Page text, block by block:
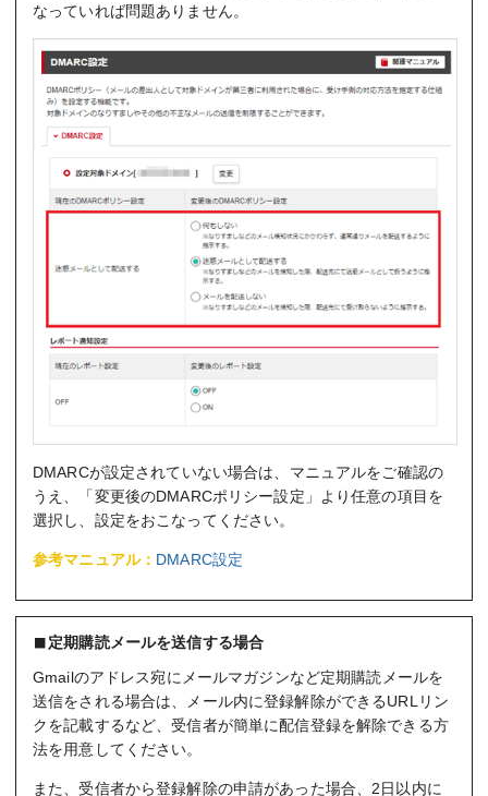
なっていれば問題ありません。
DMARCが設定されていない場合は、マニュアルをご確認の
うえ、「変更後のDMARCポリシー設定」より任意の項目を
選択し、設定をおこなってください。
参考マニュアル： DMARC設定
定期購読メールを送信する場合
Gmailのアドレス宛にメールマガジンなど定期購読メールを
送信をされる場合は、メール内に登録解除ができるURLリン
クを記載するなど、受信者が簡単に配信登録を解除できる方
法を用意してください。
また、受信者から登録解除の申請があった場合、2日以内に